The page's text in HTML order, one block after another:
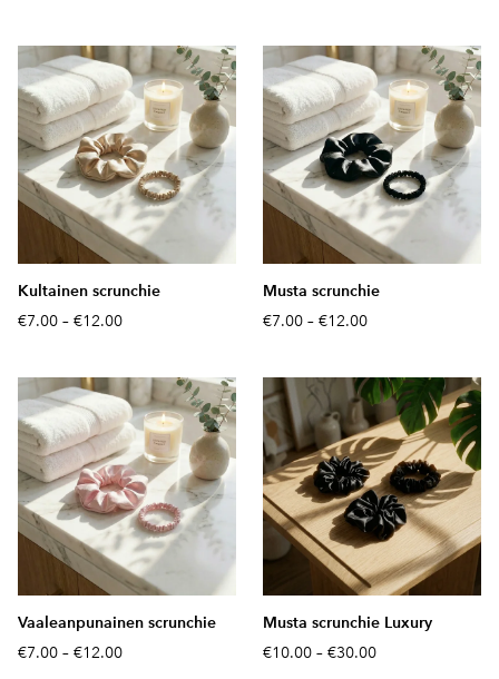
Kultainen scrunchie
€7.00 – €12.00
Musta scrunchie
€7.00 – €12.00
Vaaleanpunainen scrunchie
€7.00 – €12.00
Musta scrunchie Luxury
€10.00 – €30.00